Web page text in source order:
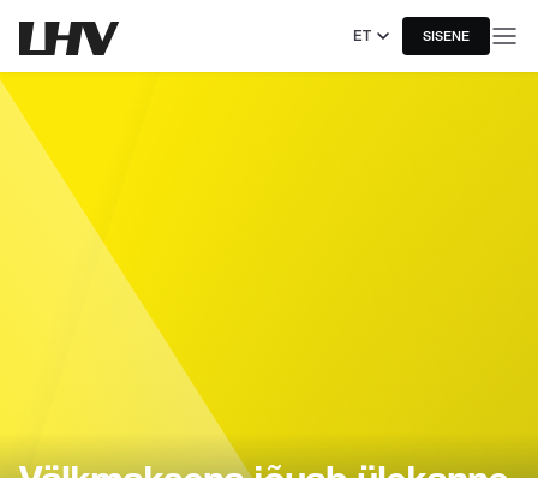
ET SISENE